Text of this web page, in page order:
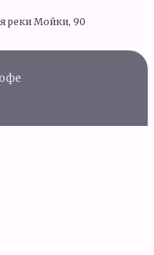
реки Мойки, 90